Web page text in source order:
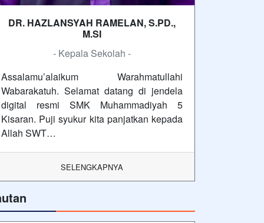
DR. HAZLANSYAH RAMELAN, S.PD.,
M.SI
- Kepala Sekolah -
Assalamu’alaikum Warahmatullahi
Wabarakatuh. Selamat datang di jendela
digital resmi SMK Muhammadiyah 5
Kisaran. Puji syukur kita panjatkan kepada
Allah SWT…
SELENGKAPNYA